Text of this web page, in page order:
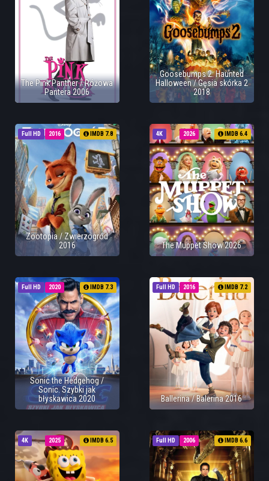
The Pink Panther / Różowa
Pantera 2006
Goosebumps 2: Haunted
Halloween / Gęsia skórka 2
2018
Full HD 2016 IMDB 7.8
Zootopia / Zwierzogród
2016
4K 2026 IMDB 6.4
The Muppet Show 2026
Full HD 2020 IMDB 7.3
Sonic the Hedgehog /
Sonic. Szybki jak
błyskawica 2020
Full HD 2016 IMDB 7.2
Ballerina / Balerina 2016
4K 2025 IMDB 6.5 Full HD 2006 IMDB 6.6